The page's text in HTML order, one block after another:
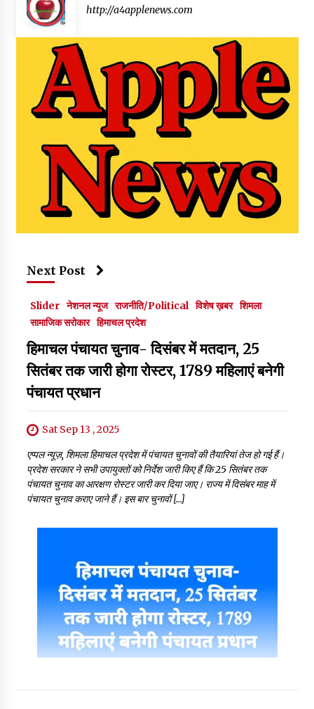
http://a4applenews.com
Next Post
Slider नेशनल न्यूज राजनीति/Political विशेष ख़बर शिमला
सामाजिक सरोकार हिमाचल प्रदेश
हिमाचल पंचायत चुनाव- दिसंबर में मतदान, 25
सितंबर तक जारी होगा रोस्टर, 1789 महिलाएं बनेगी
पंचायत प्रधान
Sat Sep 13 , 2025
एप्पल न्यूज़, शिमला हिमाचल प्रदेश में पंचायत चुनावों की तैयारियां तेज हो गई हैं।
प्रदेश सरकार ने सभी उपायुक्तों को निर्देश जारी किए हैं कि 25 सितंबर तक
पंचायत चुनाव का आरक्षण रोस्टर जारी कर दिया जाए। राज्य में दिसंबर माह में
पंचायत चुनाव कराए जाने हैं। इस बार चुनावों […]